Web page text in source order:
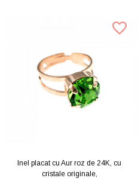
Inel placat cu Aur roz de 24K, cu
cristale originale,